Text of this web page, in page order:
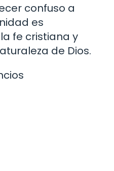
confuso a
es
fe cristiana y
de Dios.